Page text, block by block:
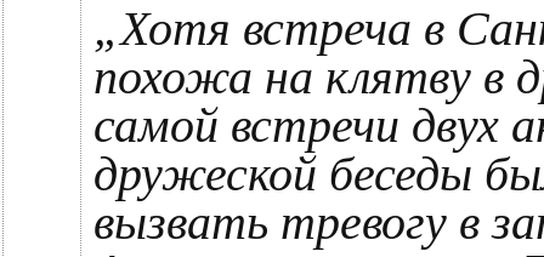
„Хотя встреча в
похожа на клятву в
самой встречи двух
дружеской беседы
вызвать тревогу в